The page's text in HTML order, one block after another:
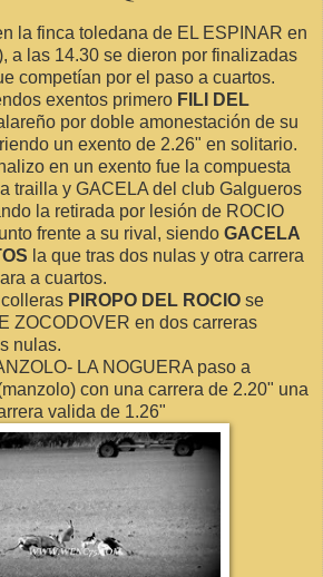
la finca toledana de EL ESPINAR en
a las 14.30 se dieron por finalizadas
competían por el paso a cuartos.
exentos primero FILI DEL
por doble amonestación de su
un exento de 2.26" en solitario.
en un exento fue la compuesta
trailla y GACELA del club Galgueros
la retirada por lesión de ROCIO
frente a su rival, siendo GACELA
la que tras dos nulas y otra carrera
a cuartos.
PIROPO DEL ROCIO se
ZOCODOVER en dos carreras
nulas.
LA NOGUERA paso a
con una carrera de 2.20" una
valida de 1.26"